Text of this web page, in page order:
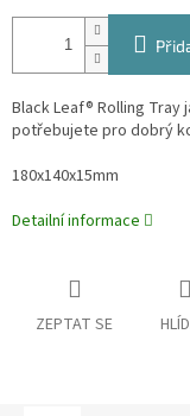
Black Leaf® Rolling
potřebujete pro dobrý
180x140x15mm
Detailní informace
ZEPTAT SE